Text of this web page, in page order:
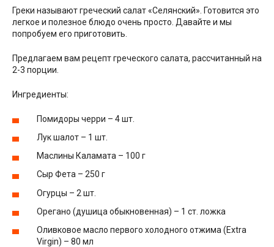
Греки называют греческий салат «Селянский». Готовится это
легкое и полезное блюдо очень просто. Давайте и мы
попробуем его приготовить.
Предлагаем вам рецепт греческого салата, рассчитанный на
2-3 порции.
Ингредиенты:
Помидоры черри – 4 шт.
Лук шалот – 1 шт.
Маслины Каламата – 100 г
Сыр Фета – 250 г
Огурцы – 2 шт.
Орегано (душица обыкновенная) – 1 ст. ложка
Оливковое масло первого холодного отжима (Extra
Virgin) – 80 мл